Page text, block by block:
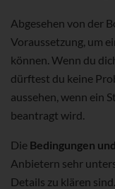
Abgesehen von der
Voraussetzung, um
können. Wenn du
dürftest du keine
aussehen, wenn ein
beantragt wird.
Die Bedingungen
Anbietern sehr
Details zu klären